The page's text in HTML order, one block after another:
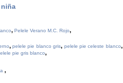
niña
, Pelele Verano M.C. Rojo,
,pelele pie blanco gris, pelele pie celeste blanco,
pie gris blanco,
,